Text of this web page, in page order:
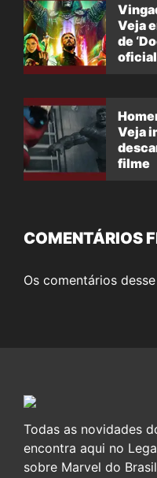
Veja
de
oficial
Veja
filme
COMENTÁRIOS
Os comentários
Todas as novidades
encontra aqui no
sobre Marvel do